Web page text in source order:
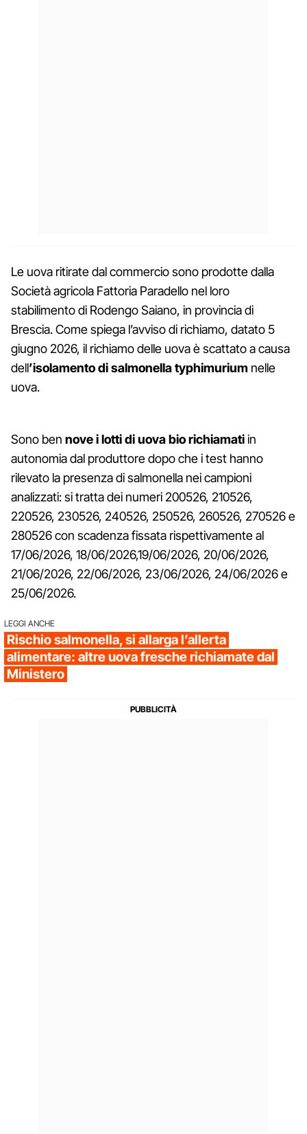
Le uova ritirate dal commercio sono prodotte dalla
Società agricola Fattoria Paradello nel loro
stabilimento di Rodengo Saiano, in provincia di
Brescia. Come spiega l’avviso di richiamo, datato 5
giugno 2026, il richiamo delle uova è scattato a causa
dell’isolamento di salmonella typhimurium nelle
uova.
Sono ben nove i lotti di uova bio richiamatiin
autonomia dal produttore dopo che i test hanno
rilevato la presenza di salmonella nei campioni
analizzati: si tratta dei numeri 200526, 210526,
220526, 230526, 240526, 250526, 260526, 270526 e
280526 con scadenza fissata rispettivamente al
17/06/2026, 18/06/2026,19/06/2026, 20/06/2026,
21/06/2026, 22/06/2026, 23/06/2026, 24/06/2026 e
25/06/2026.
LEGGI ANCHE
Rischio salmonella, si allarga l’allerta
alimentare: altre uova fresche richiamate dal
Ministero